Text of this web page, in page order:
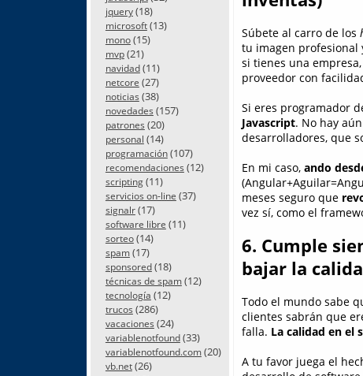
jquery(18)
microsoft(13)
mono(15)
mvp(21)
navidad(11)
netcore (27)
noticias (38)
novedades (157)
patrones (20)
personal (14)
programación(107)
recomendaciones (12)
scripting(11)
servicios on-line (37)
signalr(17)
software libre (11)
sorteo(14)
spam(17)
sponsored(18)
técnicas de spam(12)
tecnología (12)
trucos (286)
vacaciones (24)
variablenotfound(33)
variablenotfound.com(20)
vb.net(26)
Súbete al carro de los
tu imagen profesional
si tienes una
proveedor con
Si eres programador
Javascript. No hay
desarrolladores, que
En mi caso, ando
meses seguro que
vez sí, como el
6. Cumple
bajar la
Todo el mundo sabe
clientes sabrán que
falla. La calidad en el
A tu favor juega el